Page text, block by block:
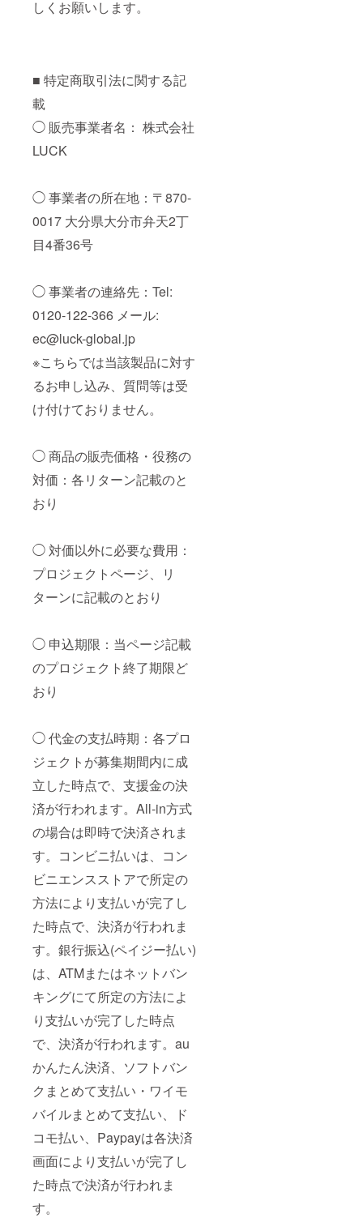
しくお願いします。
■ 特定商取引法に関する記
載
◯ 販売事業者名： 株式会社
LUCK
◯ 事業者の所在地：〒870-
0017 大分県大分市弁天2丁
目4番36号
◯ 事業者の連絡先：Tel:
0120-122-366 メール:
ec@luck-global.jp
※こちらでは当該製品に対す
るお申し込み、質問等は受
け付けておりません。
◯ 商品の販売価格・役務の
対価：各リターン記載のと
おり
◯ 対価以外に必要な費用：
プロジェクトページ、リ
ターンに記載のとおり
◯ 申込期限：当ページ記載
のプロジェクト終了期限ど
おり
◯ 代金の支払時期：各プロ
ジェクトが募集期間内に成
立した時点で、支援金の決
済が行われます。All-in方式
の場合は即時で決済されま
す。コンビニ払いは、コン
ビニエンスストアで所定の
方法により支払いが完了し
た時点で、決済が行われま
す。銀行振込(ペイジー払い)
は、ATMまたはネットバン
キングにて所定の方法によ
り支払いが完了した時点
で、決済が行われます。au
かんたん決済、ソフトバン
クまとめて支払い・ワイモ
バイルまとめて支払い、ド
コモ払い、Paypayは各決済
画面により支払いが完了し
た時点で決済が行われま
す。